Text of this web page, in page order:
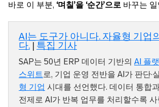
바로 이 부분, ‘며칠’을 ‘순간’으로 바꾸는 일
AI는 도구가 아니다. 자율형 기업
다. | 특집 기사
SAP는 50년 ERP 데이터 기반의 AI 플
스위트 로, 기업 운영 전반을 AI가 판단·
형 기업 시대를 선언했다. 데이터 통합
전제로 AI가 반복 업무를 처리할수록